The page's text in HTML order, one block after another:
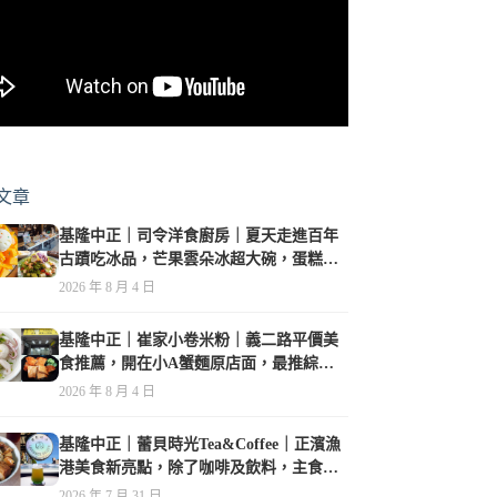
章
基隆中正｜司令洋食廚房｜夏天走進百年
古蹟吃冰品，芒果雲朵冰超大碗，蛋糕、
甜點及炸物都在水準之上
2026 年 8 月 4 日
基隆中正｜崔家小卷米粉｜義二路平價美
食推薦，開在小A蟹麵原店面，最推綜合
海鮮麵
2026 年 8 月 4 日
基隆中正｜蕾貝時光Tea&Coffee｜正濱漁
港美食新亮點，除了咖啡及飲料，主食也
很有特色